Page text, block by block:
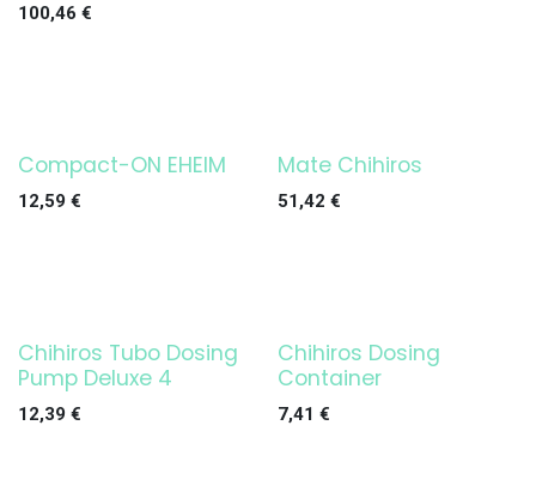
100,46 €
¡OFERTA!
Compact-ON EHEIM
12,59 € ¡OFERTA!
Mate Chihiros
51,42 €
Chihiros Tubo Dosing
Pump Deluxe 4
12,39 €
¡OFERTA!
Chihiros Dosing
Container
7,41 €